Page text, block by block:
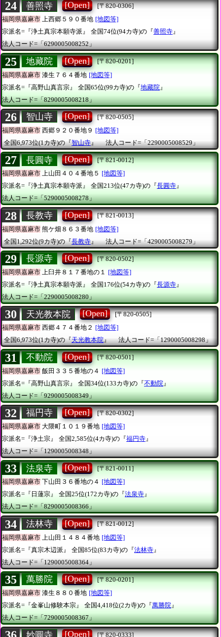
24 善照寺 [Open]
[〒820-0306]
福岡県嘉麻市 上西郷５９０番地 [地図等]
宗派名=『浄土真宗本願寺派』
全国74位(94カ寺)の『善照寺』
法人コード=「6290005008252」
25 地藏院 [Open]
[〒820-0201]
福岡県嘉麻市 漆生７６４番地 [地図等]
宗派名=『高野山真言宗』
全国65位(99カ寺)の『地藏院 』
法人コード=「8290005008218」
26 智山寺 [Open]
[〒820-0505]
福岡県嘉麻市 西郷９２０番地９ [地図等]
全国6,973位(1カ寺)の『智山寺』 法人コード=「2290005008529」
27 長圓寺 [Open]
[〒821-0012]
福岡県嘉麻市 上山田４０４番地５ [地図等]
宗派名=『浄土真宗本願寺派』
全国213位(47カ寺)の『長圓寺』
法人コード=「5290005008278」
28 長教寺 [Open]
[〒821-0013]
福岡県嘉麻市 熊ケ畑８６３番地 [地図等]
全国1,292位(9カ寺)の『長教寺』 法人コード=「4290005008279」
29 長源寺 [Open]
[〒820-0502]
福岡県嘉麻市 上臼井８１７番地の１
[地図等]
宗派名=『浄土真宗本願寺派』
全国176位(54カ寺)の『長源寺 』
法人コード=「2290005008280」
30 天光教本院 [Open]
[〒820-0505]
福岡県嘉麻市 西郷４７４番地２ [地図等]
全国6,973位(1カ寺)の『天光教本院』 法人コード=「1290005008298」
31 不動院 [Open]
[〒820-0501]
福岡県嘉麻市 飯田３３５番地の４ [地図等]
宗派名=『高野山真言宗』
全国34位(133カ寺)の『不動院 』
法人コード=「9290005008349」
32 福円寺 [Open]
[〒820-0302]
福岡県嘉麻市 大隈町１０１９番地 [地図等]
宗派名=『浄土宗』
全国2,585位(4カ寺)の『福円寺 』
法人コード=「1290005008348」
33 法泉寺 [Open]
[〒821-0011]
福岡県嘉麻市 下山田３６番地の４ [地図等]
宗派名=『日蓮宗』
全国25位(172カ寺)の『法泉寺』
法人コード=「8290005008366」
34 法林寺 [Open]
[〒821-0012]
福岡県嘉麻市 上山田１４８４番地 [地図等]
宗派名=『真宗木辺派』
全国85位(83カ寺)の『法林寺 』
法人コード=「1290005008364」
35 萬勝院 [Open]
[〒820-0201]
福岡県嘉麻市 漆生８８０番地 [地図等]
宗派名=『金峯山修験本宗』
全国4,418位(2カ寺)の『萬勝院 』
法人コード=「7290005008367」
妙圓寺 [Open]
[〒820-0333]